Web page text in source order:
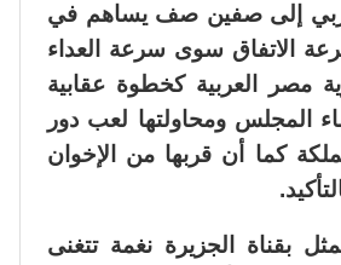
إلى صفين صف يساهم في
الاتفاق سوى سرعة العداء
مصر العربية كخطوة عقابية
المجلس ومحاولتها لعب دور
كما أن قربها من الإخوان
بقناة الجزيرة نغمة تتغنى